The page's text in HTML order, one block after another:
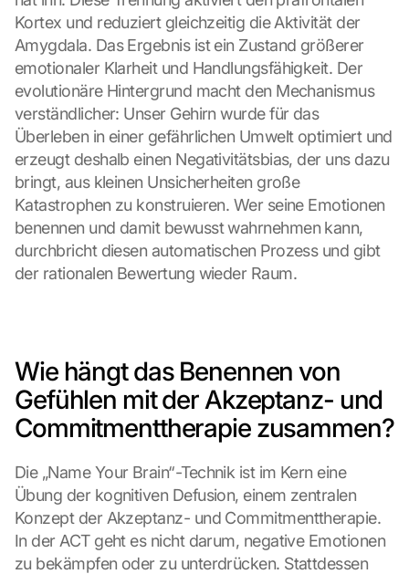
Kortex und reduziert gleichzeitig die Aktivität der
Amygdala. Das Ergebnis ist ein Zustand größerer
emotionaler Klarheit und Handlungsfähigkeit. Der
evolutionäre Hintergrund macht den Mechanismus
verständlicher: Unser Gehirn wurde für das
Überleben in einer gefährlichen Umwelt optimiert und
erzeugt deshalb einen Negativitätsbias, der uns dazu
bringt, aus kleinen Unsicherheiten große
Katastrophen zu konstruieren. Wer seine Emotionen
benennen und damit bewusst wahrnehmen kann,
durchbricht diesen automatischen Prozess und gibt
der rationalen Bewertung wieder Raum.
Wie hängt das Benennen von
Gefühlen mit der Akzeptanz- und
Commitmenttherapie zusammen?
Die „Name Your Brain“-Technik ist im Kern eine
Übung der kognitiven Defusion, einem zentralen
Konzept der Akzeptanz- und Commitmenttherapie.
In der ACT geht es nicht darum, negative Emotionen
zu bekämpfen oder zu unterdrücken. Stattdessen